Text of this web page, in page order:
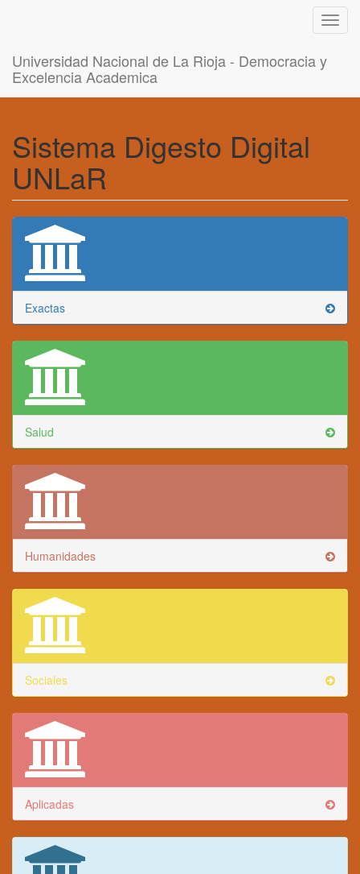
Universidad Nacional de La Rioja - Democracia y
Excelencia Academica
Sistema Digesto Digital
UNLaR
Exactas
Salud
Humanidades
Sociales
Aplicadas